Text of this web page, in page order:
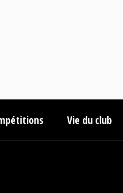
Vie du club